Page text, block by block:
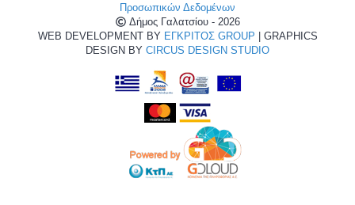
Προσωπικών Δεδομένων
Δήμος Γαλατσίου - 2026
WEB DEVELOPMENT BY ΕΓΚΡΙΤΟΣ GROUP | GRAPHICS
DESIGN BY CIRCUS DESIGN STUDIO